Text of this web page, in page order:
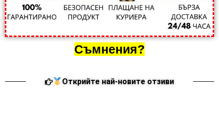
Съмнения?
Открийте най-новите отзиви